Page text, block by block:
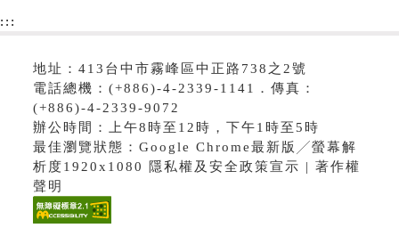
:::
地址：413台中市霧峰區中正路738之2號
電話總機：(+886)-4-2339-1141．傳真：
(+886)-4-2339-9072
辦公時間：上午8時至12時，下午1時至5時
最佳瀏覽狀態：Google Chrome最新版╱螢幕解
析度1920x1080 隱私權及安全政策宣示 | 著作權
聲明